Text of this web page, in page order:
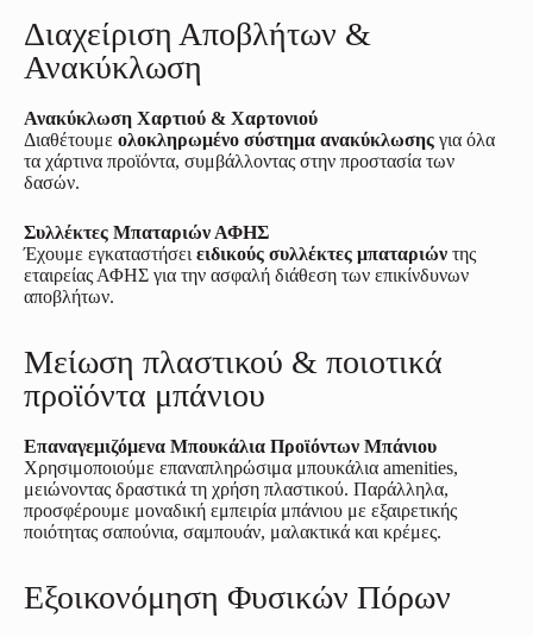
Διαχείριση Αποβλήτων &
Ανακύκλωση
Ανακύκλωση Χαρτιού & Χαρτονιού
Διαθέτουμε ολοκληρωμένο σύστημα ανακύκλωσης για όλα
τα χάρτινα προϊόντα, συμβάλλοντας στην προστασία των
δασών.
Συλλέκτες Μπαταριών ΑΦΗΣ
Έχουμε εγκαταστήσει ειδικούς συλλέκτες μπαταριών της
εταιρείας ΑΦΗΣ για την ασφαλή διάθεση των επικίνδυνων
αποβλήτων.
Μείωση πλαστικού & ποιοτικά
προϊόντα μπάνιου
Επαναγεμιζόμενα Μπουκάλια Προϊόντων Μπάνιου
Χρησιμοποιούμε επαναπληρώσιμα μπουκάλια amenities,
μειώνοντας δραστικά τη χρήση πλαστικού. Παράλληλα,
προσφέρουμε μοναδική εμπειρία μπάνιου με εξαιρετικής
ποιότητας σαπούνια, σαμπουάν, μαλακτικά και κρέμες.
Εξοικονόμηση Φυσικών Πόρων